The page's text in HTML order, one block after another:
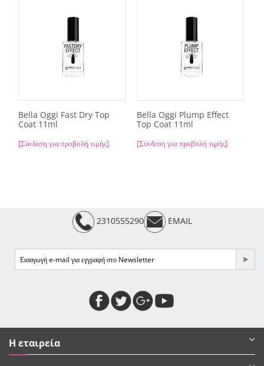
Bella Oggi Fast Dry Top
Coat 11ml
[Σύνδεση για προβολή τιμής]
Bella Oggi Plump Effect
Top Coat 11ml
[Σύνδεση για προβολή τιμής]
2310555290 EMAIL
Η εταιρεία